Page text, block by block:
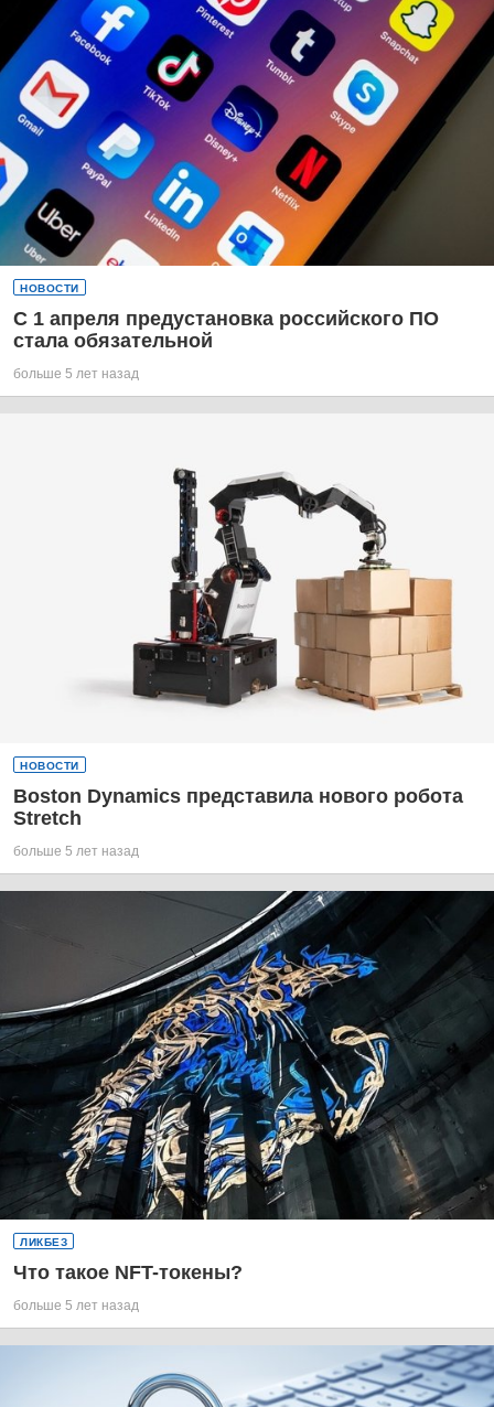
НОВОСТИ
С 1 апреля предустановка российского ПО
стала обязательной
больше 5 лет назад
НОВОСТИ
Boston Dynamics представила нового робота
Stretch
больше 5 лет назад
ЛИКБЕЗ
Что такое NFT-токены?
больше 5 лет назад